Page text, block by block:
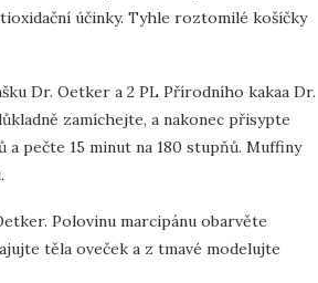
účinky. Tyhle roztomilé košíčky
Dr. Oetker a 2 PL Přírodního kakaa Dr.
zamíchejte, a nakonec přisypte
pečte 15 minut na 180 stupňů. Muffiny
Polovinu marcipánu obarvěte
těla oveček a z tmavé modelujte